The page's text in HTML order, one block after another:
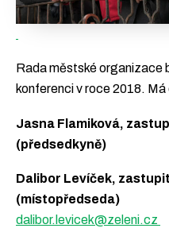
Rada městské organizace
konferenci v roce 2018.
Jasna Flamiková,
(předsedkyně)
Dalibor Levíček,
(místopředseda)
dalibor.levicek@zeleni.cz